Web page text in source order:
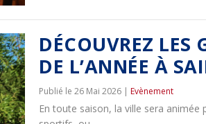
DÉCOUVREZ LES
DE L’ANNÉE À
26 Mai 2026 | Evènement
En toute saison, la ville sera